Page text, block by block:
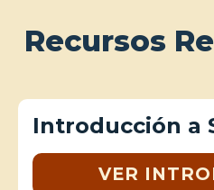
Recursos
Introducción a
VER